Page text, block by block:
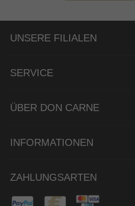
UNSERE FILIALEN
SERVICE
ÜBER DON CARNE
INFORMATIONEN
ZAHLUNGSARTEN